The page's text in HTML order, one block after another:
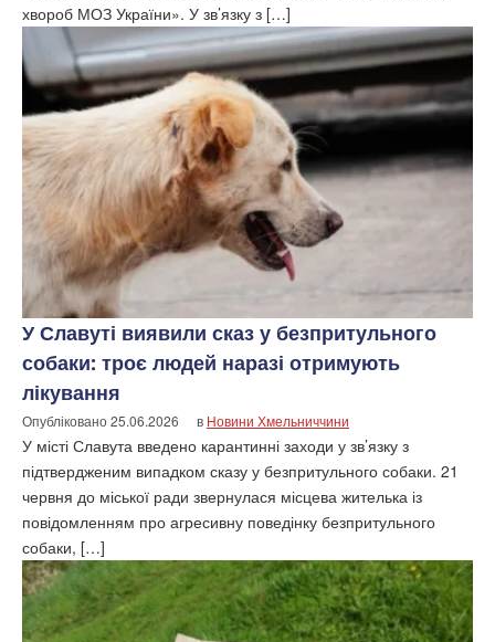
хвороб МОЗ України». У зв’язку з […]
У Славуті виявили сказ у безпритульного
собаки: троє людей наразі отримують
лікування
Опубліковано25.06.2026 в Новини Хмельниччини
У місті Славута введено карантинні заходи у зв’язку з
підтвердженим випадком сказу у безпритульного собаки. 21
червня до міської ради звернулася місцева жителька із
повідомленням про агресивну поведінку безпритульного
собаки, […]